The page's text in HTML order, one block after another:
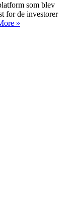
som blev
for de investorer
»